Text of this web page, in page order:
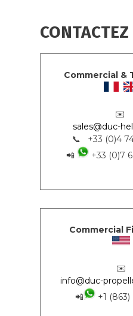
Commercial &
✉️
sales@duc-
📞 +33 (0)4
📲
+33 (0)7
Commercial
✉️
info@duc-
📲
+1 (863)